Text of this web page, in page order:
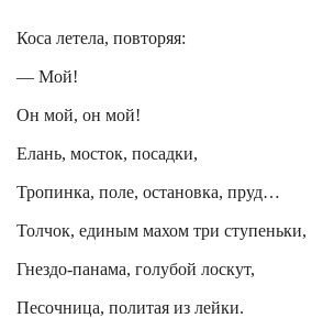
Коса летела, повторяя:
— Мой!
Он мой, он мой!
Елань, мосток, посадки,
Тропинка, поле, остановка, пруд…
Толчок, единым махом три ступеньки,
Гнездо-панама, голубой лоскут,
Песочница, политая из лейки.